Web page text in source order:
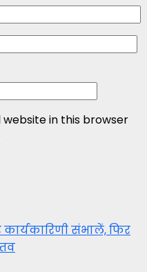
website in this browser
संभालें, फिर